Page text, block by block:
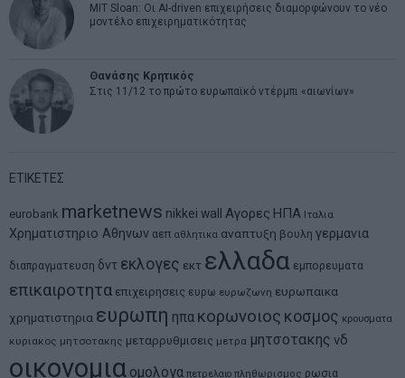
MIT Sloan: Οι AI-driven επιχειρήσεις διαμορφώνουν το νέο
μοντέλο επιχειρηματικότητας
Θανάσης Κρητικός
Στις 11/12 το πρώτο ευρωπαϊκό ντέρμπι «αιωνίων»
ΕΤΙΚΕΤΕΣ
eurobank marketnews nikkei wall Αγορες ΗΠΑ Ιταλια
Χρηματιστηριο Αθηνων αεπ αθλητικα αναπτυξη βουλη γερμανια
διαπραγματευση δντ εκλογες εκτ ελλαδα εμπορευματα
επικαιροτητα επιχειρησεις ευρω ευρωζωνη ευρωπαικα
χρηματιστηρια ευρωπη ηπα κορωνοιος κοσμος κρουσματα
κυριακος μητσοτακης μεταρρυθμισεις μετρα μητσοτακης νδ
οικονομια ομολογα πετρελαιο πληθωρισμος ρωσια